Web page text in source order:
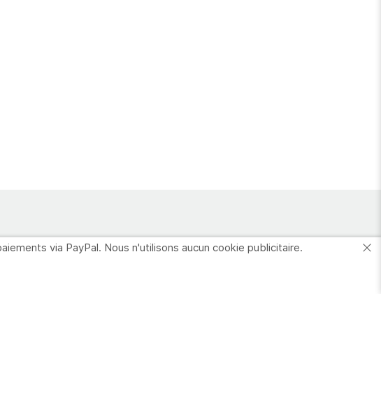
via PayPal. Nous n'utilisons aucun cookie publicitaire.
Votre Compte